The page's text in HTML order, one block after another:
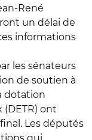
René
un délai de
informations
les sénateurs
de soutien à
dotation
ont
Les députés